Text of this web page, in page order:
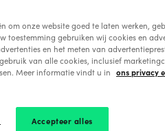
The
om onze website goed te laten werken,
toestemming gebruiken wij cookies en
en het meten van
van alle cookies, inclusief
Meer informatie vindt u in ons privacy
Accepteer alles